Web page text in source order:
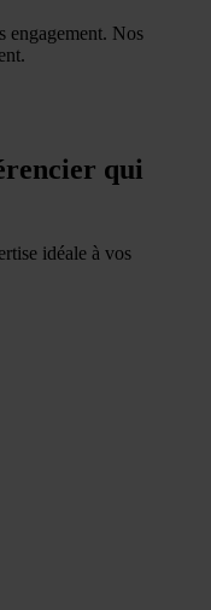
engagement. Nos
qui
idéale à vos